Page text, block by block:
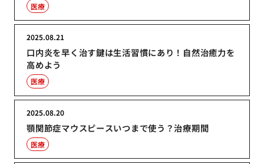
医療
口内炎を早く治す鍵は生活習慣にあり！自然治癒力を
高めよう
2025.08.21
医療
顎関節症マウスピースいつまで使う？治療期間
2025.08.20
医療